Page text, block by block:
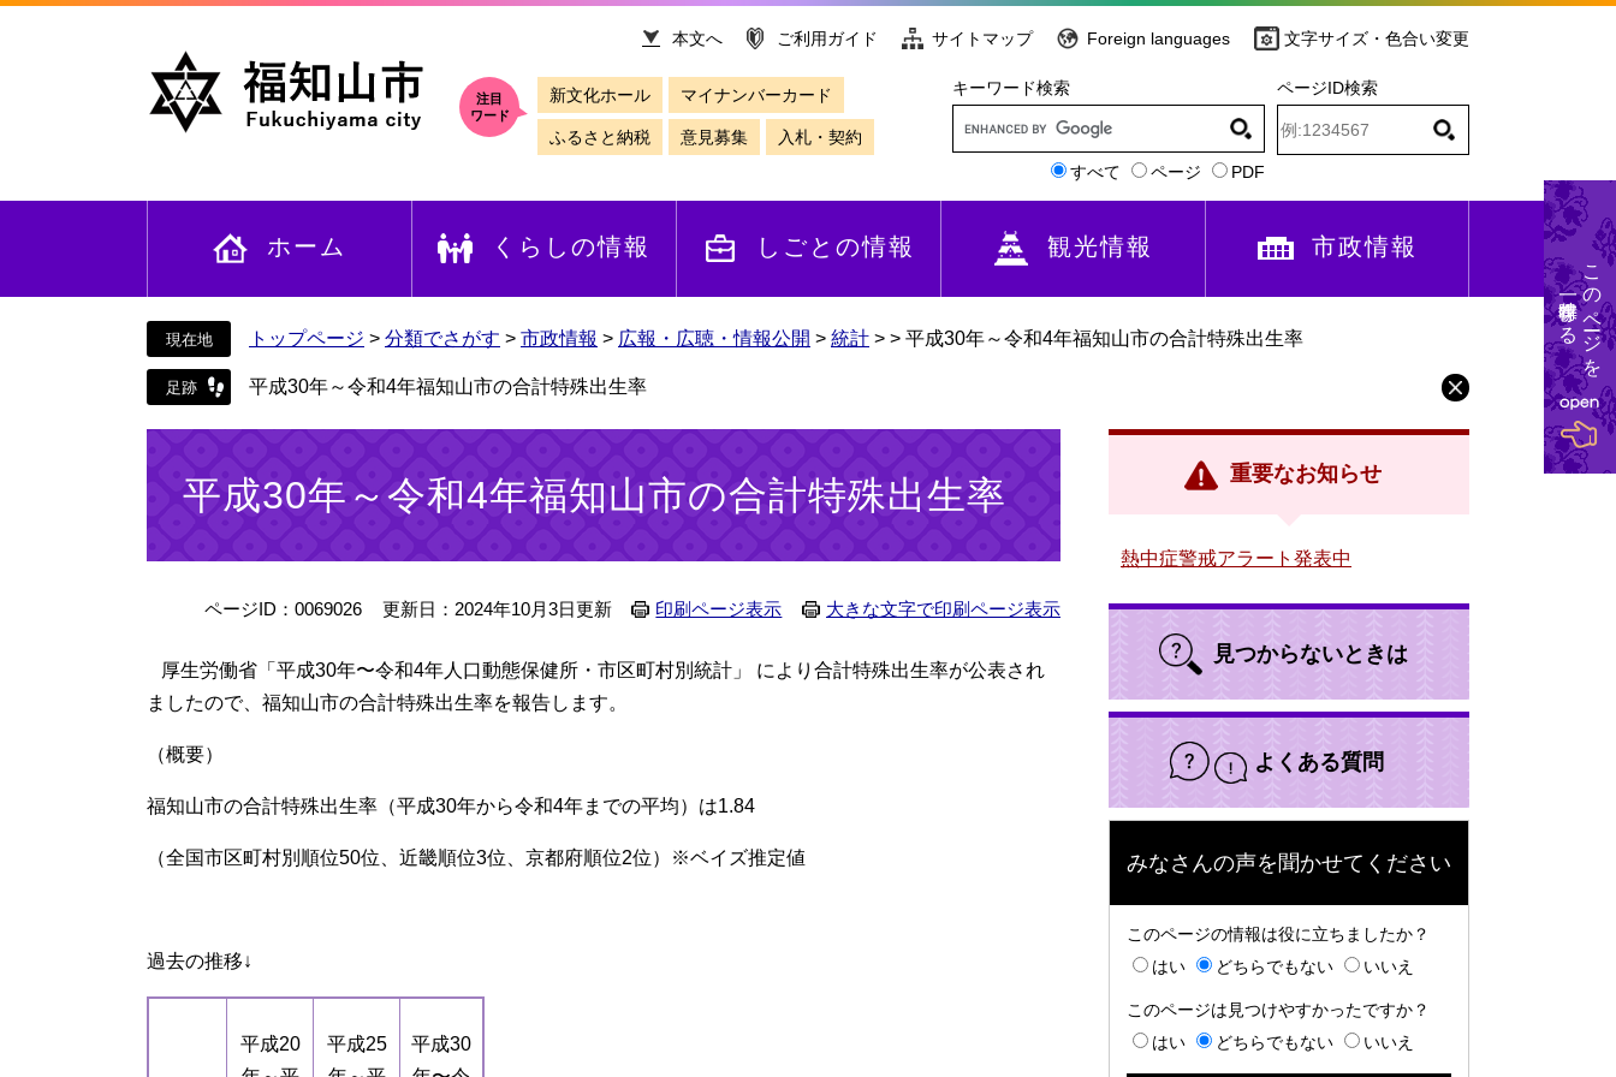
文
本文へ ご利用ガイド サイトマップ Foreign languages 文字サイズ・色合い変更
注目
ワード
新文化ホール マイナンバーカード
ふるさと納税 意見募集 入札・契約
キーワード検索
すべて ページ PDF
ページID検索
ホーム くらしの情報 しごとの情報 観光情報 市政情報
トップページ > 分類でさがす > 市政情報 > 広報・広聴・情報公開 > 統計 > > 平成30年～令和4年福知山市の合計特殊出生率
平成30年～令和4年福知山市の合計特殊出生率
平成30年～令和4年福知山市の合計特殊出生率
ページID：0069026 更新日：2024年10月3日更新 印刷ページ表示 大きな文字で印刷ページ表示
厚生労働省「平成30年〜令和4年人口動態保健所・市区町村別統計」 により合計特殊出生率が公表され
ましたので、福知山市の合計特殊出生率を報告します。
（概要）
福知山市の合計特殊出生率（平成30年から令和4年までの平均）は1.84
（全国市区町村別順位50位、近畿順位3位、京都府順位2位）※ベイズ推定値
過去の推移↓
平成20
平成25
平成30
重要なお知らせ
熱中症警戒アラート発表中
見つからないときは
よくある質問
みなさんの声を聞かせてください
このページの情報は役に立ちましたか？
はい
どちらでもない いいえ
このページは見つけやすかったですか？
はい
どちらでもない いいえ
このページを
一時保存する